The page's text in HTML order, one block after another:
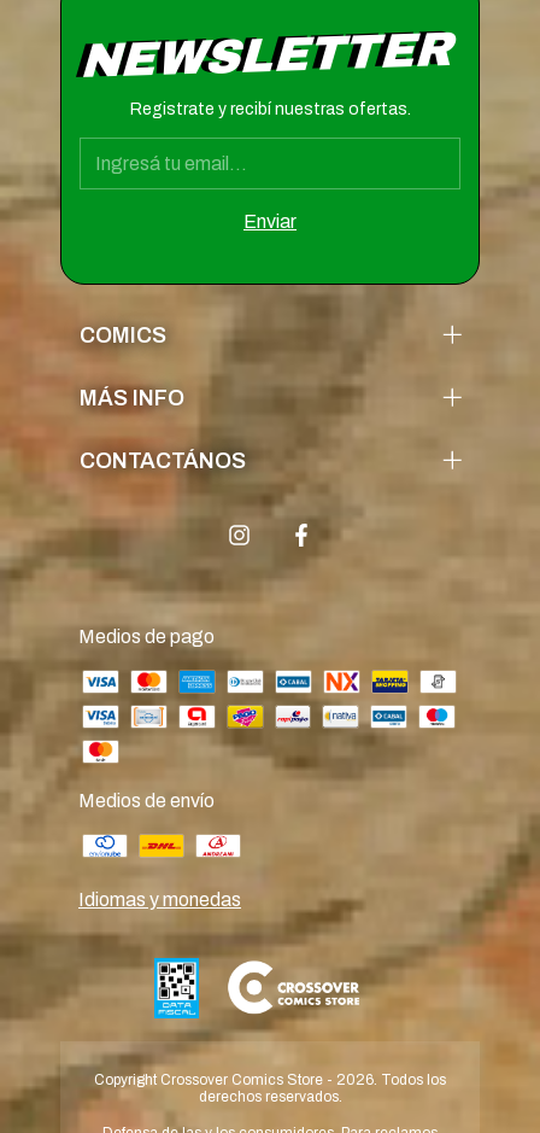
NEWSLETTER
Registrate y recibí nuestras ofertas.
COMICS
MÁS INFO
CONTACTÁNOS
Medios de pago
Medios de envío
Idiomas y monedas
Copyright Crossover Comics Store - 2026. Todos los
derechos reservados.